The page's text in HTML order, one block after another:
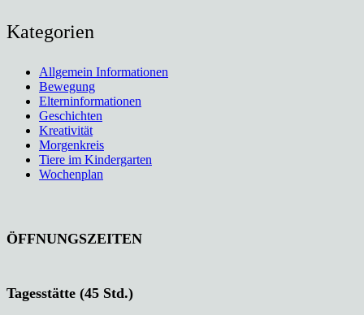
Kategorien
Allgemein Informationen
Bewegung
Elterninformationen
Geschichten
Kreativität
Morgenkreis
Tiere im Kindergarten
Wochenplan
ÖFFNUNGSZEITEN
Tagesstätte (45 Std.)